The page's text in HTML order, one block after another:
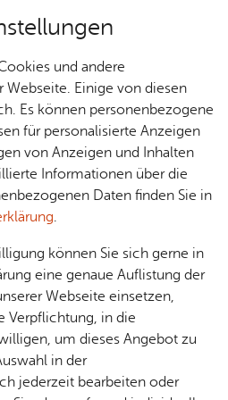
& Stadt
Jobs
&
Bauen
& Um­
welt
Geo­
da­ten
Ge­
sund­
heit &
kum
im SEE­
Vor­le­sen
Küche in mo­der­nem
für den Aus­klang des
le­cke­ren Cock­tail.
und andere
Webseite. Einige von diesen
Es können personenbezogene
für personalisierte Anzeigen
von Anzeigen und Inhalten
Informationen über die
Daten finden Sie in
.
können Sie sich gerne in
eine genaue Auflistung der
Webseite einsetzen,
Verpflichtung, in die
um dieses Angebot zu
in der
jederzeit bearbeiten oder